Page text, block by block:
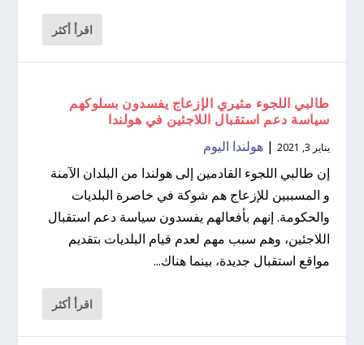
اقرأ أكثر
طالبي اللجوء مثيري الإزعاج يفسدون بسلوكهم
سياسة دعم استقبال اللاجئين في هولندا
يناير 3, 2021 |هولندا اليوم
إن طالبي اللجوء القادمين إلى هولندا من البلدان الآمنة
و المسببين للإزعاج هم شوكة في خاصرة البلديات
والحكومة. إنهم بأفعالهم يفسدون سياسة دعم استقبال
اللاجئين، وهم سبب مهم لعدم قيام البلديات بتقديم
مواقع استقبال جديدة، بينما هناك...
اقرأ أكثر